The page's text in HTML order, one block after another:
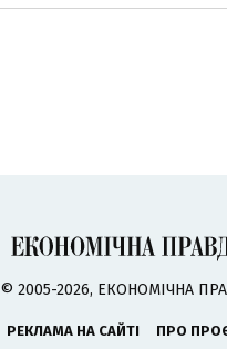
© 2005-2026, ЕКОНОМІЧНА
РЕКЛАМА НА САЙТІ
ПРО